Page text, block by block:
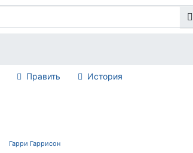
Править История
Гарри Гаррисон